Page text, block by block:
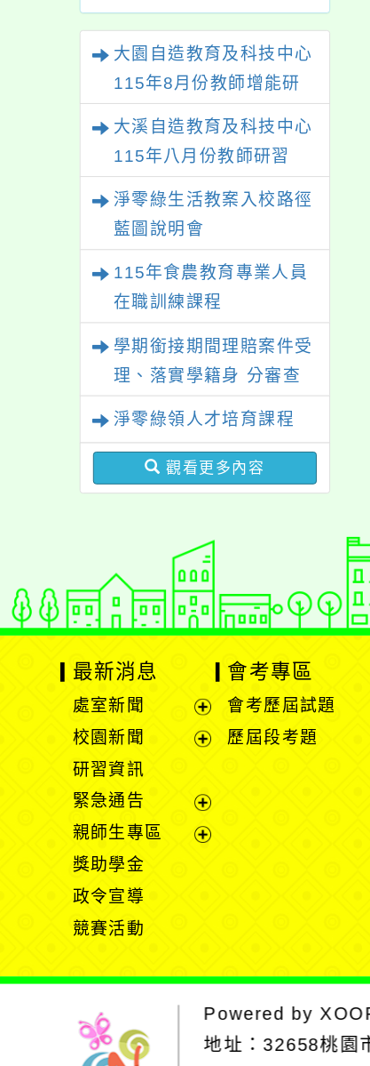
大園自造教育及科技中心
115年8月份教師增能研
大溪自造教育及科技中心
115年八月份教師研習
淨零綠生活教案入校路徑
藍圖說明會
115年食農教育專業人員
在職訓練課程
學期銜接期間理賠案件受
理、落實學籍身 分審查
淨零綠領人才培育課程
觀看更多內容
最新消息
處室新聞
展
開
單
校園新聞
選
單
研習資訊
緊急通告
展
親師生專區
獎助學金
政令宣導
競賽活動
會考專區
會考歷屆試題
歷屆段考題
Powered by
地址： 32658桃園